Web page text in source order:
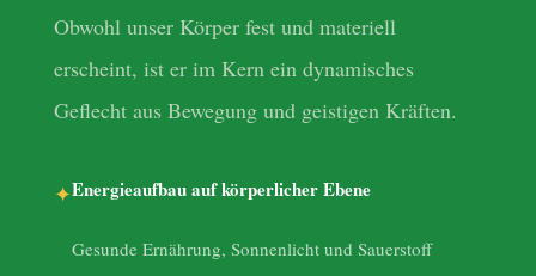
Obwohl unser Körper fest und materiell
erscheint, ist er im Kern ein dynamisches
Geflecht aus Bewegung und geistigen Kräften.
✦Energieaufbau auf körperlicher Ebene
Gesunde Ernährung, Sonnenlicht und Sauerstoff